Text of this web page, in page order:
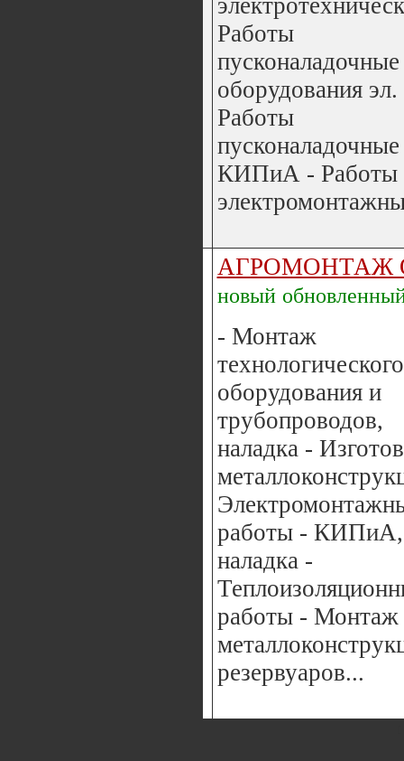
Работы
пусконаладочные
оборудования эл.
Работы
пусконаладочные
КИПиА - Работы
АГРОМОНТАЖ
новый
- Монтаж
технологического
оборудования и
трубопроводов,
наладка -
работы - КИПиА,
наладка -
работы - Монтаж
резервуаров...